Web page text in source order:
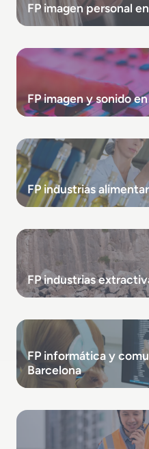
FP imagen personal
FP imagen y sonido
FP industrias
FP industrias
FP informática y
Barcelona